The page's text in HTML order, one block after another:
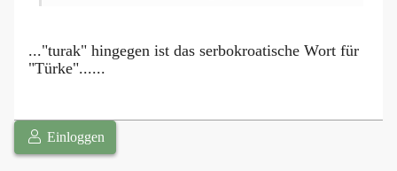
..."turak" hingegen ist das serbokroatische Wort für
"Türke"......
Einloggen